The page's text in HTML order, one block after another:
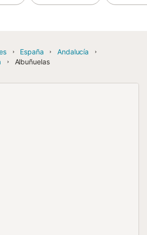
España
Andalucía
Albuñuelas